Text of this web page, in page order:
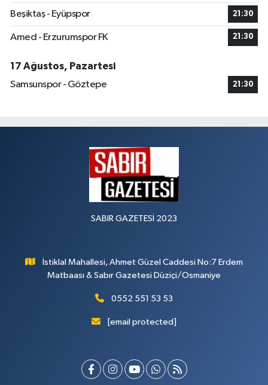
Beşiktaş - Eyüpspor 21:30
Amed - Erzurumspor FK 21:30
17 Ağustos, Pazartesi
Samsunspor - Göztepe
21:30
SABIR GAZETESİ 2023
İstiklal Mahallesi, Ahmet Güzel Caddesi No:7 Erdem
Matbaası & Sabır Gazetesi Düziçi/Osmaniye
0552 551 53 53
[email protected]